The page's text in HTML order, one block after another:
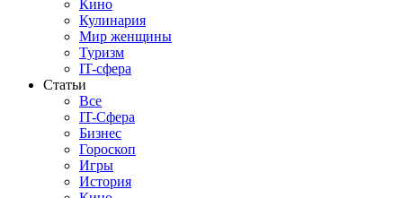
Кино
Кулинария
Мир женщины
Туризм
IT-сфера
Статьи
Все
IT-Сфера
Бизнес
Гороскоп
Игры
История